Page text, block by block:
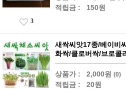
적립금 : 150원
3
새싹씨앗17종/베이비
화싹/클로버싹/브로콜
상품가 : 2,000원 (0)
적립금 : 20원